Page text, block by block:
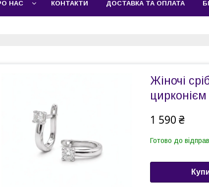
НАС КОНТАКТИ ДОСТАВКА ТА ОПЛАТА
Жіночі
цирконієм
1 590 ₴
Готово до